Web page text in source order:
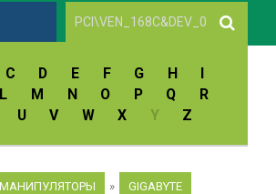
C D E F G H
I
L M N O P Q
R
U V W X Y Z
МАНИПУЛЯТОРЫ » GIGABYTE